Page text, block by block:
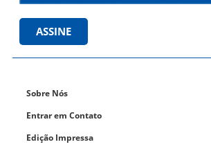
ASSINE
Sobre Nós
Entrar em Contato
Edição Impressa